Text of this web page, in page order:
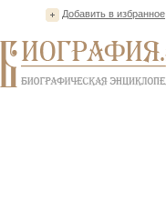
Добавить в избранное